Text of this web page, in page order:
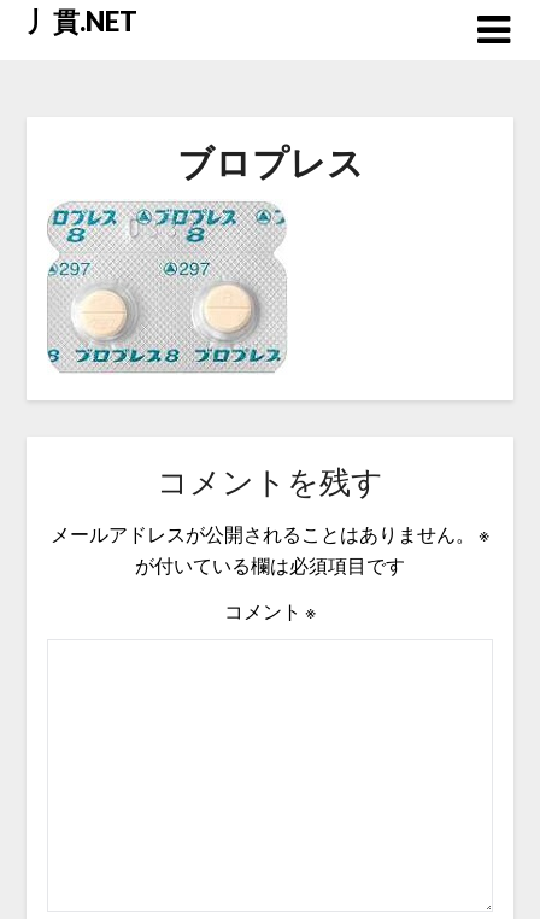
Skip丿貫.NET
ブロプレス
コメントを残す
メールアドレスが公開されることはありません。
※
が付いている欄は必須項目です
コメント ※